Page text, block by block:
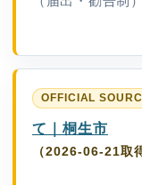
て｜桐生市
（2026-06-21取